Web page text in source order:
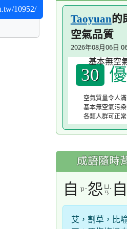
10952/
Taoyuan的
空氣品質
2026年08月06日
30 優
空氣質量令人滿
基本無空氣污染
各類人群可正
成語隨時
自 ㄗ ˋ怨 ㄢ ˋ 自
艾，割草，比